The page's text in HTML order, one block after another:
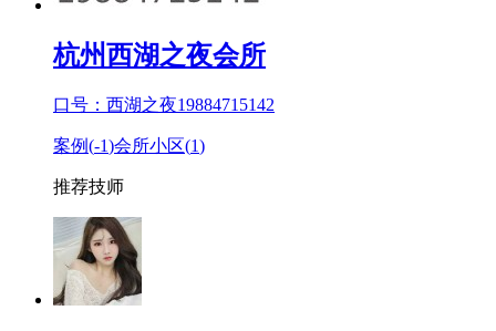
杭州西湖之夜会所
口号：西湖之夜19884715142
案例(-1)会所小区(1)
推荐技师